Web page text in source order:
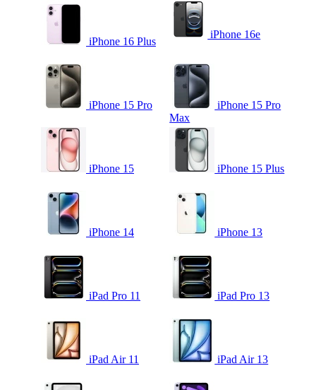
iPhone 16 Plus
iPhone 16e
iPhone 15 Pro
iPhone 15 Pro
Max
iPhone 15 iPhone 15 Plus
iPhone 14 iPhone 13
iPad Pro 11 iPad Pro 13
iPad Air 11 iPad Air 13